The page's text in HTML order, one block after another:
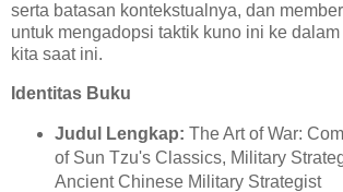
serta batasan kontekstualnya, dan
untuk mengadopsi taktik kuno ini ke
kita saat ini.
Identitas Buku
Judul Lengkap: The Art of War:
of Sun Tzu's Classics, Military
Ancient Chinese Military Strategist